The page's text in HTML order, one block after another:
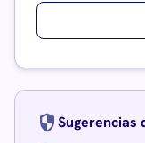
securitySugerencias